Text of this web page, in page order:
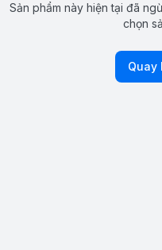
Sản phẩm này hiện tại đã
chọn
Quay